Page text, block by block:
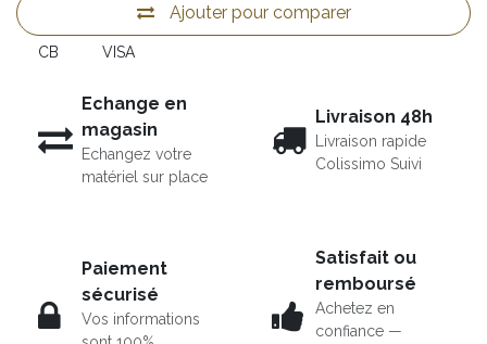
Ajouter pour comparer
CB VISA
Echange en
magasin
Echangez votre
matériel sur place
Livraison 48h
Livraison rapide
Colissimo Suivi
Paiement
sécurisé
Vos informations
Satisfait ou
remboursé
Achetez en
confiance —